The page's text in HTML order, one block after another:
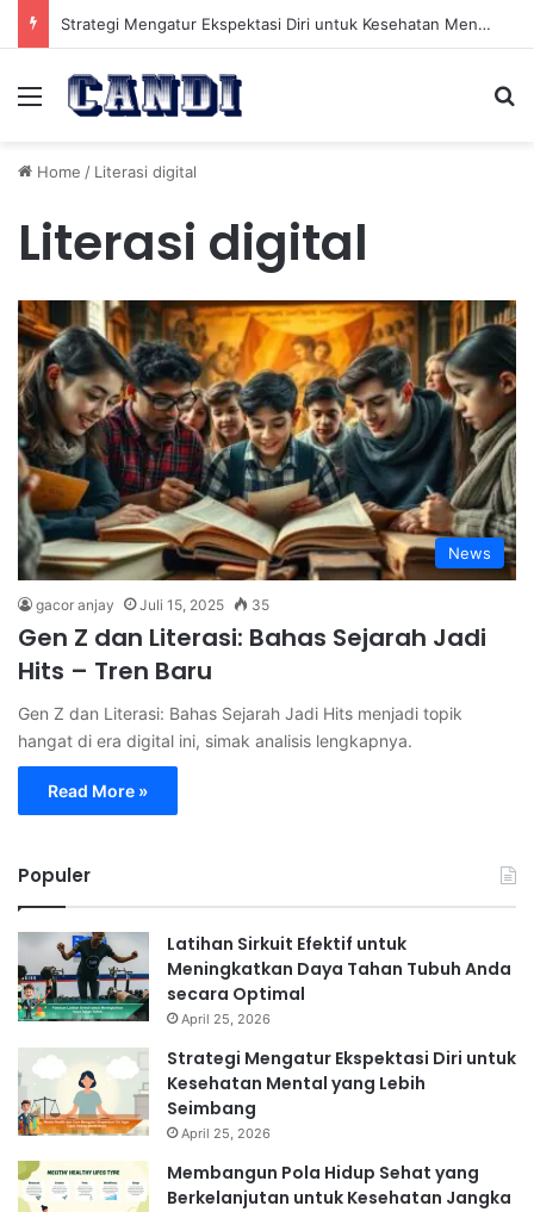
Strategi Mengatur Ekspektasi Diri untuk Kesehatan Mental yang Lebih Seimbang
Menu
Home / Literasi digital
Literasi digital
News
gacor anjay Juli 15, 2025 35
Gen Z dan Literasi: Bahas Sejarah Jadi
Hits – Tren Baru
Gen Z dan Literasi: Bahas Sejarah Jadi Hits menjadi topik
hangat di era digital ini, simak analisis lengkapnya.
Read More »
Populer
Latihan Sirkuit Efektif untuk
Meningkatkan Daya Tahan Tubuh Anda
secara Optimal
April 25, 2026
Strategi Mengatur Ekspektasi Diri untuk
Kesehatan Mental yang Lebih
Seimbang
April 25, 2026
Membangun Pola Hidup Sehat yang
Berkelanjutan untuk Kesehatan Jangka